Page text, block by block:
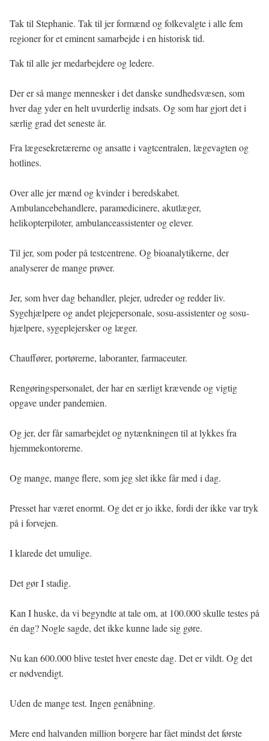
Tak til Stephanie. Tak til jer formænd og folkevalgte i alle fem
regioner for et eminent samarbejde i en historisk tid.
Tak til alle jer medarbejdere og ledere.
Der er så mange mennesker i det danske sundhedsvæsen, som
hver dag yder en helt uvurderlig indsats. Og som har gjort det i
særlig grad det seneste år.
Fra lægesekretærerne og ansatte i vagtcentralen, lægevagten og
hotlines.
Over alle jer mænd og kvinder i beredskabet.
Ambulancebehandlere, paramedicinere, akutlæger,
helikopterpiloter, ambulanceassistenter og elever.
Til jer, som poder på testcentrene. Og bioanalytikerne, der
analyserer de mange prøver.
Jer, som hver dag behandler, plejer, udreder og redder liv.
Sygehjælpere og andet plejepersonale, sosu-assistenter og sosu-
hjælpere, sygeplejersker og læger.
Chauffører, portørerne, laboranter, farmaceuter.
Rengøringspersonalet, der har en særligt krævende og vigtig
opgave under pandemien.
Og jer, der får samarbejdet og nytænkningen til at lykkes fra
hjemmekontorerne.
Og mange, mange flere, som jeg slet ikke får med i dag.
Presset har været enormt. Og det er jo ikke, fordi der ikke var tryk
på i forvejen.
I klarede det umulige.
Det gør I stadig.
Kan I huske, da vi begyndte at tale om, at 100.000 skulle testes på
én dag? Nogle sagde, det ikke kunne lade sig gøre.
Nu kan 600.000 blive testet hver eneste dag. Det er vildt. Og det
er nødvendigt.
Uden de mange test. Ingen genåbning.
Mere end halvanden million borgere har fået mindst det første